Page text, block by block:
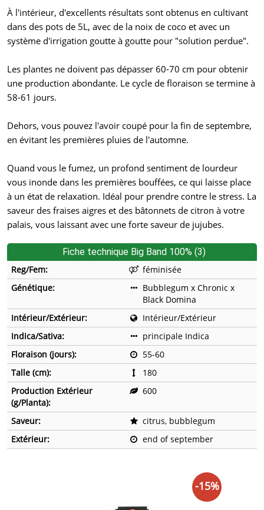
À l'intérieur, d'excellents résultats sont obtenus en cultivant
dans des pots de 5L, avec de la noix de coco et avec un
système d'irrigation goutte à goutte pour "solution perdue".
Les plantes ne doivent pas dépasser 60-70 cm pour obtenir
une production abondante. Le cycle de floraison se termine à
58-61 jours.
Dehors, vous pouvez l'avoir coupé pour la fin de septembre,
en évitant les premières pluies de l'automne.
Quand vous le fumez, un profond sentiment de lourdeur
vous inonde dans les premières bouffées, ce qui laisse place
à un état de relaxation. Idéal pour prendre contre le stress. La
saveur des fraises aigres et des bâtonnets de citron à votre
palais, vous laissant avec une forte saveur de jujubes.
Fiche technique Big Band 100% (3)
Reg/Fem:
féminisée
Génétique:
Bubblegum x Chronic x
Black Domina
Intérieur/Extérieur:
Intérieur/Extérieur
Indica/Sativa:
principale Indica
Floraison (jours):
55-60
Talle (cm):
180
Production Extérieur
(g/Planta):
600
Saveur:
citrus, bubblegum
Extérieur:
end of september
-15%